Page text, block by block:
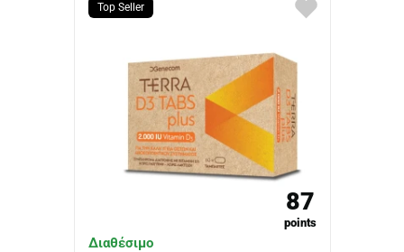
Top Seller
87
points
Διαθέσιμο